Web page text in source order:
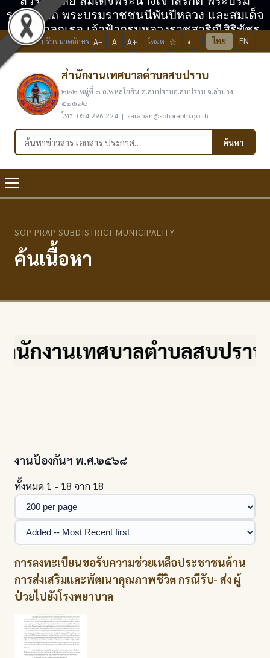
ราชินีนาถ พระบรมราชชนนีพันปีหลวง และสมเด็จ
พระเจ้าลูกเธอ เจ้าฟ้ากรมหลวงราชสาริณีสิริพัชร
มหาวัชรราชธิดา
ปรับขนาดอักษร A− A A+ โหมด ☆ ◐ ไทย EN
สำนักงานเทศบาลตำบลสบปราบ
๒๒๒ หมู่ที่ ๓ ถ.พหลโยธิน ต.สบปราบอ.สบปราบ จ.ลำปาง
๕๒๑๗๐
โทร. 054 296 224 | saraban@sobprablp.go.th
ค้นหาในเว็บไซต์ ค้นหา
SOP PRAP SUBDISTRICT MUNICIPALITY
ค้นเนื้อหา
านเทศบาลตำบลสบปราบ จ.
งานป้องกันฯ พ.ศ.๒๕๖๘
ทั้งหมด 1 - 18 จาก 18
การลงทะเบียนขอรับความช่วยเหลือประชาชนด้าน
การส่งเสริมและพัฒนาคุณภาพชีวิต กรณีรับ- ส่ง ผู้
ป่วยไปยังโรงพยาบาล